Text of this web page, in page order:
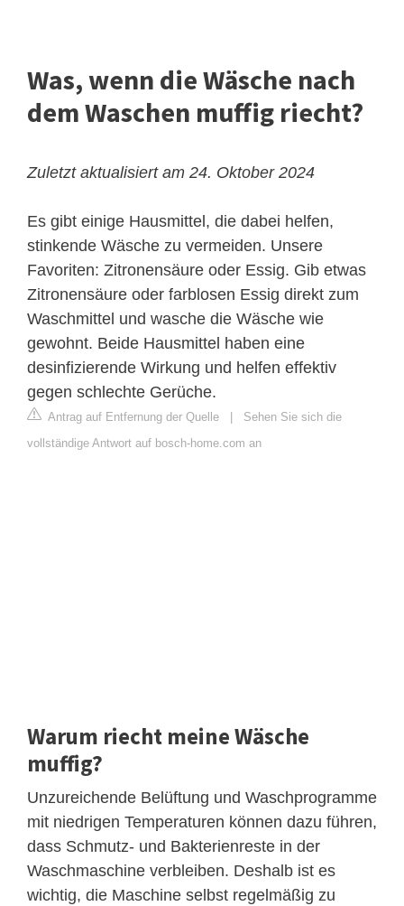
Was, wenn die Wäsche nach
dem Waschen muffig riecht?
Zuletzt aktualisiert am 24. Oktober 2024
Es gibt einige Hausmittel, die dabei helfen,
stinkende Wäsche zu vermeiden. Unsere
Favoriten: Zitronensäure oder Essig. Gib etwas
Zitronensäure oder farblosen Essig direkt zum
Waschmittel und wasche die Wäsche wie
gewohnt. Beide Hausmittel haben eine
desinfizierende Wirkung und helfen effektiv
gegen schlechte Gerüche.
Antrag auf Entfernung der Quelle
Sehen Sie sich die
vollständige Antwort auf bosch-home.com an
Warum riecht meine Wäsche
muffig?
Unzureichende Belüftung und Waschprogramme
mit niedrigen Temperaturen können dazu führen,
dass Schmutz- und Bakterienreste in der
Waschmaschine verbleiben. Deshalb ist es
wichtig, die Maschine selbst regelmäßig zu